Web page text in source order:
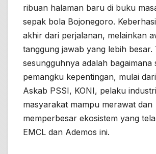
ribuan halaman baru di buku
sepak bola Bojonegoro.
akhir dari perjalanan, melainkan
tanggung jawab yang lebih besar.
sesungguhnya adalah bagaimana
pemangku kepentingan, mulai
Askab PSSI, KONI, pelaku
masyarakat mampu merawat dan
memperbesar ekosistem yang
EMCL dan Ademos ini.